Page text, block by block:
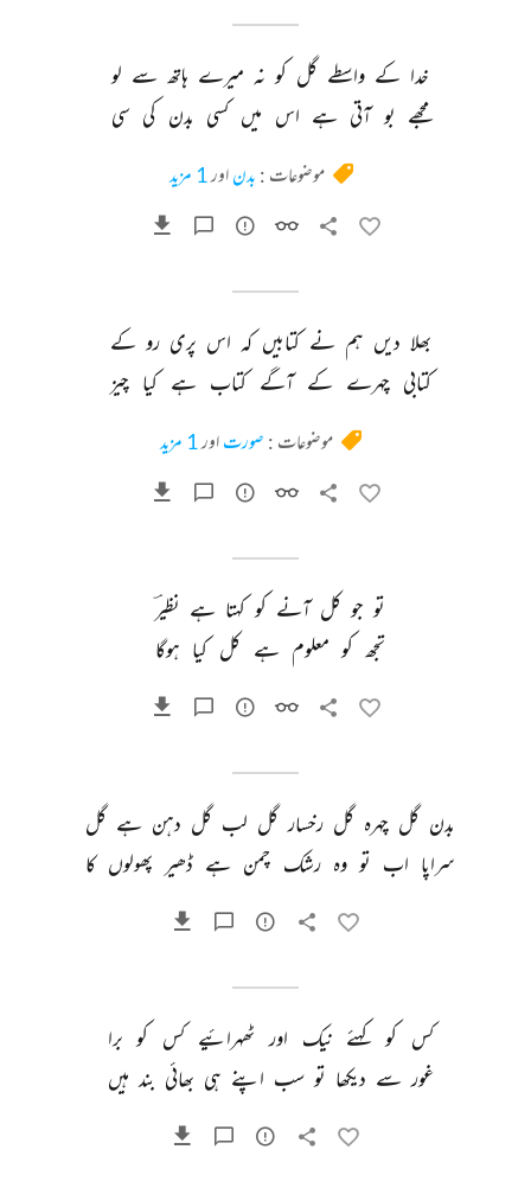
خدا کے واسطے گل کو نہ میرے ہاتھ سے لو
مجھے بو آتی ہے اس میں کسی بدن کی سی
موضوعات : بدن اور1 مزید
بھلا دیں ہم نے کتابیں کہ اس پری رو کے
کتابی چہرے کے آگے کتاب ہے کیا چیز
موضوعات : صورتاور1 مزید
تو جو کل آنے کو کہتا ہے نظیرؔ
تجھ کو معلوم ہے کل کیا ہوگا
بدن گل چہرہ گل رخسار گل لب گل دہن ہے گل
سراپا اب تو وہ رشک چمن ہے ڈھیر پھولوں کا
کس کو کہئے نیک اور ٹھہرائیے کس کو برا
غور سے دیکھا تو سب اپنے ہی بھائی بند ہیں